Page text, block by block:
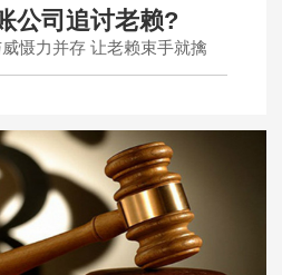
公司追讨老赖?
慑力并存 让老赖束手就擒